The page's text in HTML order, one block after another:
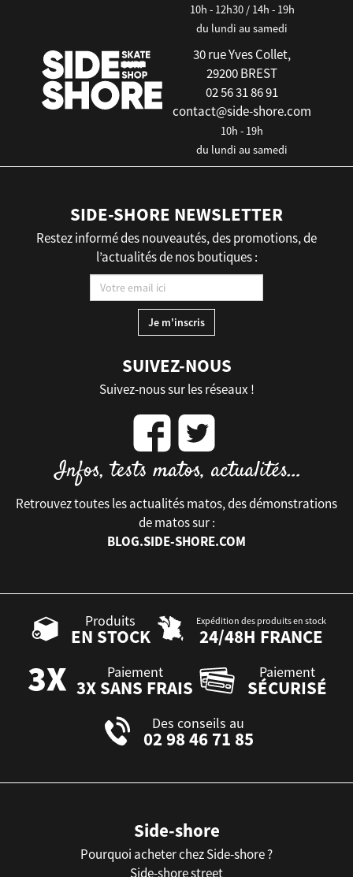
10h - 12h30 / 14h - 19h
du lundi au samedi
30 rue Yves Collet,
29200 BREST
02 56 31 86 91
contact@side-shore.com
10h - 19h
du lundi au samedi
SIDE-SHORE NEWSLETTER
Restez informé des nouveautés, des promotions, de
l’actualités de nos boutiques :
SUIVEZ-NOUS
Suivez-nous sur les réseaux !
Retrouvez toutes les actualités matos, des démonstrations
de matos sur :
BLOG.SIDE-SHORE.COM
Produits
EN STOCK
Expédition des produits en stock
24/48H FRANCE
Paiement
3X SANS FRAIS
Paiement
SÉCURISÉ
Des conseils au
02 98 46 71 85
Side-shore
Pourquoi acheter chez Side-shore ?
Side-shore street